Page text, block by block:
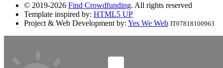
© 2019-2026 Find Crowdfunding. All rights reserved
Template inspired by: HTML5 UP
Project & Web Development by: Yes We Web IT07818100963